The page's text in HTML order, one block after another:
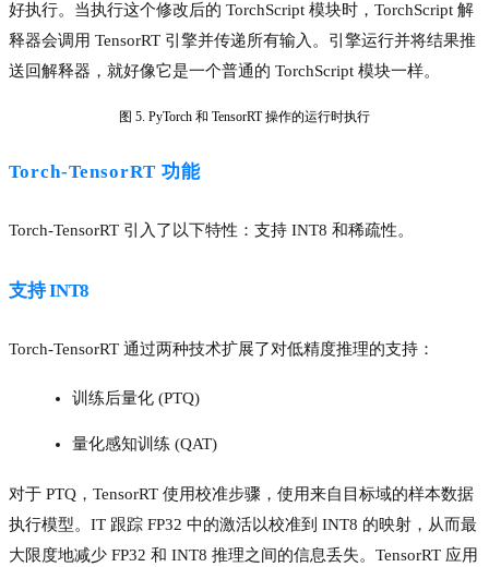
好执行。当执行这个修改后的 TorchScript 模块时，TorchScript 解
释器会调用 TensorRT 引擎并传递所有输入。引擎运行并将结果推
送回解释器，就好像它是一个普通的 TorchScript 模块一样。
图 5. PyTorch 和 TensorRT 操作的运行时执行
Torch-TensorRT 功能
Torch-TensorRT 引入了以下特性：支持 INT8 和稀疏性。
支持 INT8
Torch-TensorRT 通过两种技术扩展了对低精度推理的支持：
训练后量化 (PTQ)
量化感知训练 (QAT)
对于 PTQ，TensorRT 使用校准步骤，使用来自目标域的样本数据
执行模型。IT 跟踪 FP32 中的激活以校准到 INT8 的映射，从而最
大限度地减少 FP32 和 INT8 推理之间的信息丢失。TensorRT 应用